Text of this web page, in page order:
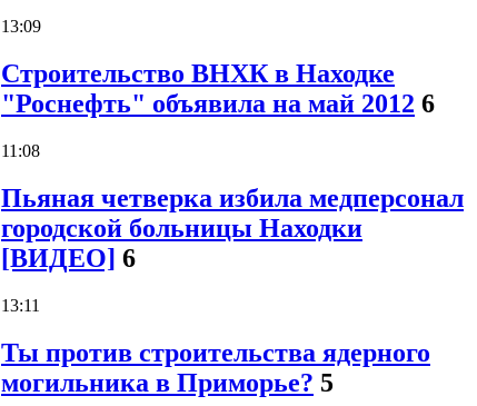
13:09
Строительство ВНХК в Находке
"Роснефть" объявила на май 2012 6
11:08
Пьяная четверка избила медперсонал
городской больницы Находки
[ВИДЕО] 6
13:11
Ты против строительства ядерного
могильника в Приморье? 5